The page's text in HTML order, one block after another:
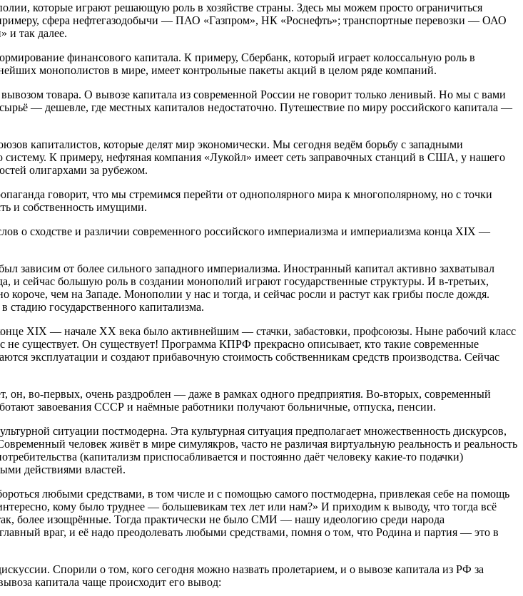
которые играют решающую роль в хозяйстве страны. Здесь мы можем просто ограничиться
сфера нефтегазодобычи — ПАО «Газпром», НК «Роснефть»; транспортные перевозки — ОАО
так далее.
финансового капитала. К примеру, Сбербанк, который играет колоссальную роль в
монополистов в мире, имеет контрольные пакеты акций в целом ряде компаний.
товара. О вывозе капитала из современной России не говорит только ленивый. Но мы с вами
— дешевле, где местных капиталов недостаточно. Путешествие по миру российского капитала —
капиталистов, которые делят мир экономически. Мы сегодня ведём борьбу с западными
К примеру, нефтяная компания «Лукойл» имеет сеть заправочных станций в США, у нашего
олигархами за рубежом.
говорит, что мы стремимся перейти от однополярного мира к многополярному, но с точки
и собственность имущими.
о сходстве и различии современного российского империализма и империализма конца ХIХ —
зависим от более сильного западного империализма. Иностранный капитал активно захватывал
сейчас большую роль в создании монополий играют государственные структуры. И в-третьих,
короче, чем на Западе. Монополии у нас и тогда, и сейчас росли и растут как грибы после дождя.
стадию государственного капитализма.
ХIХ — начале ХХ века было активнейшим — стачки, забастовки, профсоюзы. Ныне рабочий класс
не существует. Он существует! Программа КПРФ прекрасно описывает, кто такие современные
эксплуатации и создают прибавочную стоимость собственникам средств производства. Сейчас
он, во-первых, очень раздроблен — даже в рамках одного предприятия. Во-вторых, современный
завоевания СССР и наёмные работники получают больничные, отпуска, пенсии.
ситуации постмодерна. Эта культурная ситуация предполагает множественность дискурсов,
человек живёт в мире симулякров, часто не различая виртуальную реальность и реальность
(капитализм приспосабливается и постоянно даёт человеку какие-то подачки)
действиями властей.
любыми средствами, в том числе и с помощью самого постмодерна, привлекая себе на помощь
кому было труднее — большевикам тех лет или нам?» И приходим к выводу, что тогда всё
более изощрённые. Тогда практически не было СМИ — нашу идеологию среди народа
враг, и её надо преодолевать любыми средствами, помня о том, что Родина и партия — это в
Спорили о том, кого сегодня можно назвать пролетарием, и о вывозе капитала из РФ за
капитала чаще происходит его вывод: